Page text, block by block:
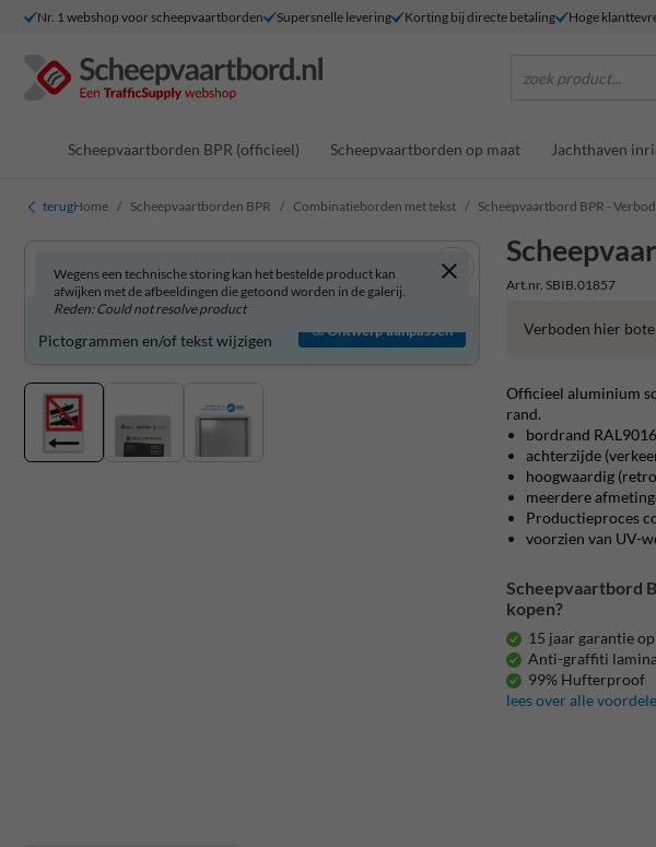
Nr. 1 webshop voor scheepvaartborden Supersnelle levering Korting bij directe betaling Hoge
zoek product...
Scheepvaartborden BPR (officieel) Scheepvaartborden op maat Jachthaven
terugHome Scheepvaartborden BPR Combinatieborden met tekst Scheepvaartbord BPR -
Art.nr. SBIB.01857
Wegens een technische storing kan het bestelde product kan
afwijken met de afbeeldingen die getoond worden in de galerij.
Reden: Could not resolve product
Scheepvaartbord zelf aanpassen?
Pictogrammen en/of tekst wijzigen
Ontwerp aanpassen Verboden hier
Officieel aluminium
rand.
bordrand
achterzijde
hoogwaardig
meerdere
Productieproces
voorzien van UV-
Scheepvaartbord
kopen?
15 jaar garantie
Anti-graffiti
99% Hufterproof
lees over alle